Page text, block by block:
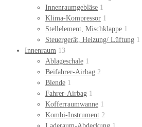
Innenraumgebläse 1
Klima-Kompressor 1
Stellelement, Mischklappe 1
Steuergerät, Heizung/ Lüftung 1
Innenraum 13
Ablageschale 1
Beifahrer-Airbag 2
Blende 1
Fahrer-Airbag 1
Kofferraumwanne 1
Kombi-Instrument 2